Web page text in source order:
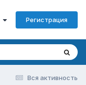
Регистрация
Вся активность